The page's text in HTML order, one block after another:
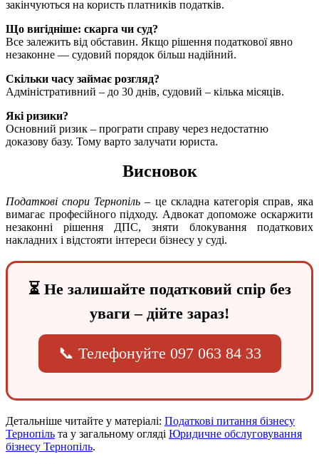
закінчуються на користь платників податків.
Що вигідніше: скарга чи суд?
Все залежить від обставин. Якщо рішення податкової явно
незаконне — судовий порядок більш надійний.
Скільки часу займає розгляд?
Адміністративний – до 30 днів, судовий – кілька місяців.
Які ризики?
Основний ризик – програти справу через недостатню
доказову базу. Тому варто залучати юриста.
Висновок
Податкові спори Тернопіль – це складна категорія справ, яка
вимагає професійного підходу. Адвокат допоможе оскаржити
незаконні рішення ДПС, зняти блокування податкових
накладних і відстояти інтереси бізнесу у суді.
⏳ Не залишайте податковий спір без
уваги – дійте зараз!
📞 Телефонуйте 097 063 84 33
Детальніше читайте у матеріалі: Податкові питання бізнесу
Тернопіль та у загальному огляді Юридичне обслуговування
бізнесу Тернопіль.